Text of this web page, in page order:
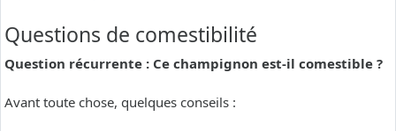
Questions de comestibilité
Question récurrente : Ce champignon est-il comestible ?
Avant toute chose, quelques conseils :